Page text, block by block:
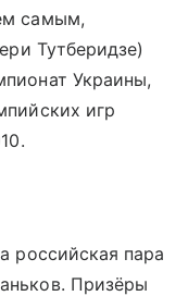
самым,
Тутберидзе)
Украины,
игр
российская пара
Призёры